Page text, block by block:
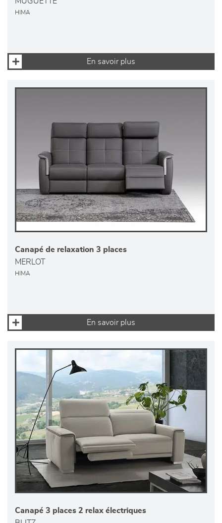
HIMA
En savoir plus
Canapé de relaxation 3 places
MERLOT
HIMA
En savoir plus
Canapé 3 places 2 relax électriques